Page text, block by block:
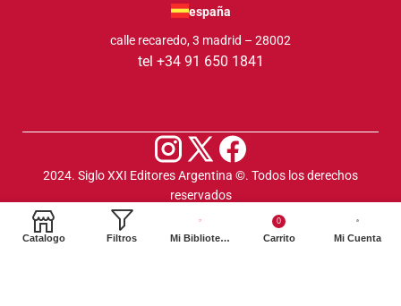
españa
calle recaredo, 3 madrid – 28002
tel +34 91 650 1841
2024. Siglo XXI Editores Argentina ©️. Todos los derechos
reservados
Catalogo Filtros Mi Biblioteca
0
Carrito Mi Cuenta